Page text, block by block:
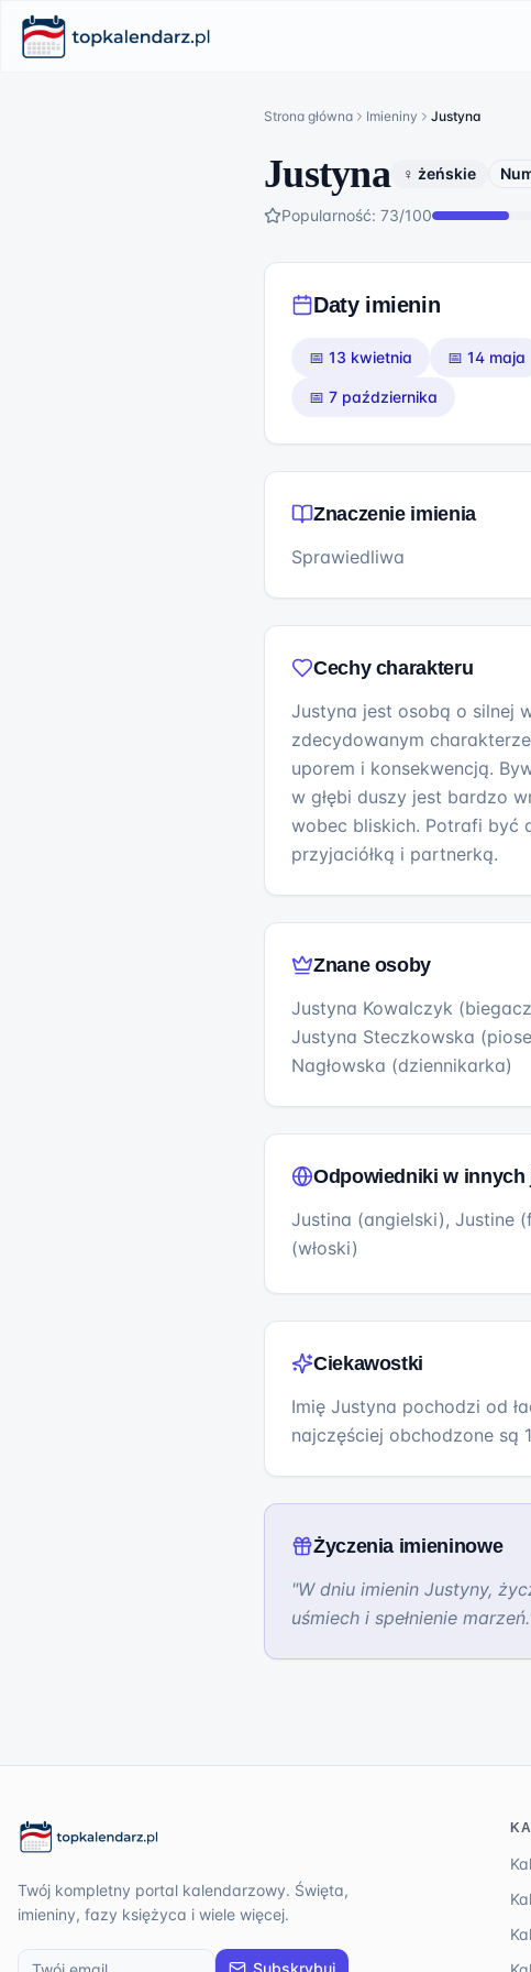
Strona główna Imieniny Justyna
Justyna ♀ żeńskie
Popularność: 73/100
Daty imienin
📅 13 kwietnia 📅 14 maja
📅 7 października
Znaczenie imienia
Sprawiedliwa
Cechy charakteru
Justyna jest osobą o silnej
zdecydowanym
uporem i konsekwencją.
w głębi duszy jest bardzo
wobec bliskich. Potrafi być
przyjaciółką i partnerką.
Znane osoby
Justyna Kowalczyk
Justyna Steczkowska
Nagłowska (dziennikarka)
Odpowiedniki w innych
Justina (angielski), Justine
(włoski)
Ciekawostki
Imię Justyna pochodzi od
najczęściej obchodzone są
Życzenia imieninowe
"W dniu imienin Justyny,
uśmiech i spełnienie marzeń.
Twój kompletny portal kalendarzowy. Święta,
imieniny, fazy księżyca i wiele więcej.
Subskrybuj